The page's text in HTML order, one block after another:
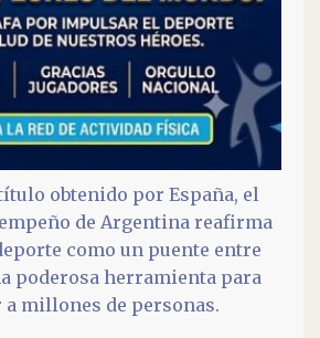
obtenido por España, el
de Argentina reafirma
como un puente entre
poderosa herramienta para
millones de personas.